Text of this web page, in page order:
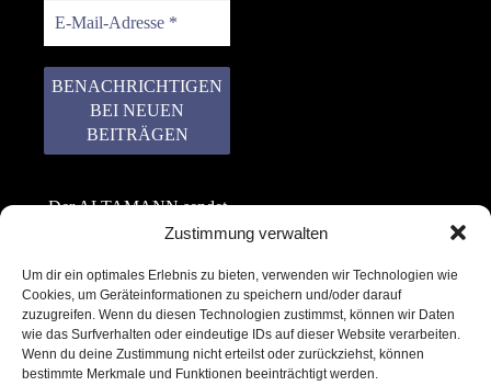
Zustimmung verwalten
Um dir ein optimales Erlebnis zu bieten, verwenden wir Technologien wie
Cookies, um Geräteinformationen zu speichern und/oder darauf
zuzugreifen. Wenn du diesen Technologien zustimmst, können wir Daten
wie das Surfverhalten oder eindeutige IDs auf dieser Website verarbeiten.
Wenn du deine Zustimmung nicht erteilst oder zurückziehst, können
bestimmte Merkmale und Funktionen beeinträchtigt werden.
Der ALTAMANN sendet
keinen Spam! Er gibt
weiter. Erfahre mehr in
unserer
Datenschutzerklärung.